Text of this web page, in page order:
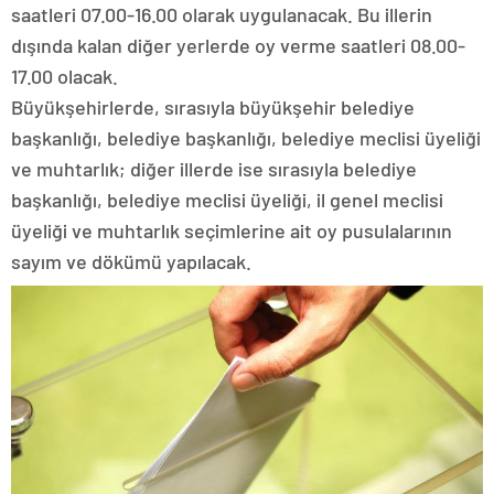
saatleri 07.00-16.00 olarak uygulanacak. Bu illerin
dışında kalan diğer yerlerde oy verme saatleri 08.00-
17.00 olacak.
Büyükşehirlerde, sırasıyla büyükşehir belediye
başkanlığı, belediye başkanlığı, belediye meclisi üyeliği
ve muhtarlık; diğer illerde ise sırasıyla belediye
başkanlığı, belediye meclisi üyeliği, il genel meclisi
üyeliği ve muhtarlık seçimlerine ait oy pusulalarının
sayım ve dökümü yapılacak.